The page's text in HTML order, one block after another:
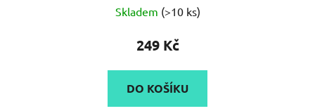
Skladem (>10 ks)
249 Kč
DO KOŠÍKU